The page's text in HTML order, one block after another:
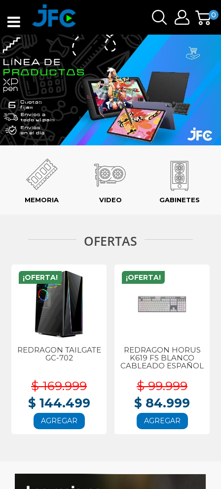
0
MEMORIA VIDEO GABINETES
OFERTAS
¡OFERTA!
REDRAGON TAILGATE
GC-702
$ 169.999
$ 144.499
AGREGAR
¡OFERTA!
REDRAGON HORUS
K619 FS BLANCO
CABLEADO ESPAÑOL
$ 99.999
$ 84.999
AGREGAR